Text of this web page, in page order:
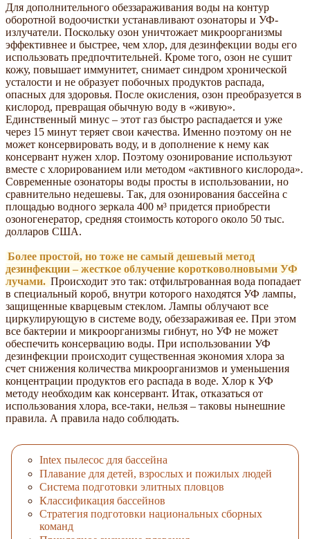
Для дополнительного обеззараживания воды на контур
оборотной водоочистки устанавливают озонаторы и УФ-
излучатели. Поскольку озон уничтожает микроорганизмы
эффективнее и быстрее, чем хлор, для дезинфекции воды его
использовать предпочтительней. Кроме того, озон не сушит
кожу, повышает иммунитет, снимает синдром хронической
усталости и не образует побочных продуктов распада,
опасных для здоровья. После окисления, озон преобразуется в
кислород, превращая обычную воду в «живую».
Единственный минус – этот газ быстро распадается и уже
через 15 минут теряет свои качества. Именно поэтому он не
может консервировать воду, и в дополнение к нему как
консервант нужен хлор. Поэтому озонирование используют
вместе с хлорированием или методом «активного кислорода».
Современные озонаторы воды просты в использовании, но
сравнительно недешевы. Так, для озонирования бассейна с
площадью водного зеркала 400 м³ придется приобрести
озоногенератор, средняя стоимость которого около 50 тыс.
долларов США.
Более простой, но тоже не самый дешевый метод
дезинфекции – жесткое облучение коротковолновыми УФ
лучами. Происходит это так: отфильтрованная вода попадает
в специальный короб, внутри которого находятся УФ лампы,
защищенные кварцевым стеклом. Лампы облучают все
циркулирующую в системе воду, обеззараживая ее. При этом
все бактерии и микроорганизмы гибнут, но УФ не может
обеспечить консервацию воды. При использовании УФ
дезинфекции происходит существенная экономия хлора за
счет снижения количества микроорганизмов и уменьшения
концентрации продуктов его распада в воде. Хлор к УФ
методу необходим как консервант. Итак, отказаться от
использования хлора, все-таки, нельзя – таковы нынешние
правила. А правила надо соблюдать.
Intex пылесос для бассейна
Плавание для детей, взрослых и пожилых людей
Система подготовки элитных пловцов
Классификация бассейнов
Стратегия подготовки национальных сборных
команд